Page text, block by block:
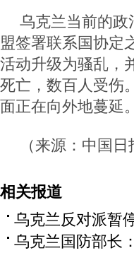
乌克兰当前的政
盟签署联系国协定
活动升级为骚乱，
死亡，数百人受伤
面正在向外地蔓延。
（来源：中国
相关报道
乌克兰反对派暂
乌克兰国防部长